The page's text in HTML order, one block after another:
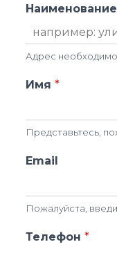
Адрес
Имя *
Представьтесь,
Email
Пожалуйста,
Телефон *